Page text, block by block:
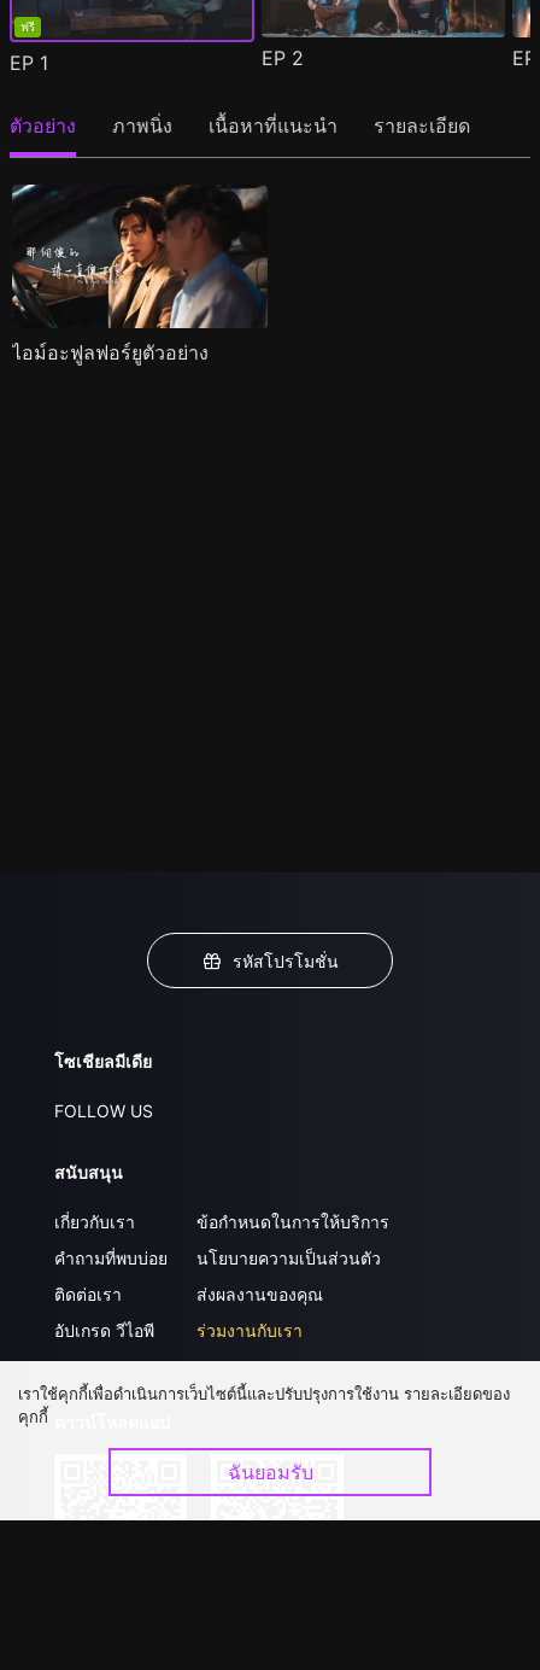
ฟรี
EP 1 EP 2
ตัวอย่าง ภาพนิ่ง เนื้อหาที่แนะนำ รายละเอียด
ไอม์อะฟูลฟอร์ยูตัวอย่าง
รหัสโปรโมชั่น
โซเชียลมีเดีย
FOLLOW US
สนับสนุน
เกี่ยวกับเรา
คำถามที่พบบ่อย
ติดต่อเรา
อัปเกรด วีไอพี
ข้อกำหนดในการให้บริการ
นโยบายความเป็นส่วนตัว
ส่งผลงานของคุณ
ร่วมงานกับเรา
เราใช้คุกกี้เพื่อดำเนินการเว็บไซต์นี้และปรับปรุงการใช้งาน รายละเอียดของ
คุกกี้
ฉันยอมรับ